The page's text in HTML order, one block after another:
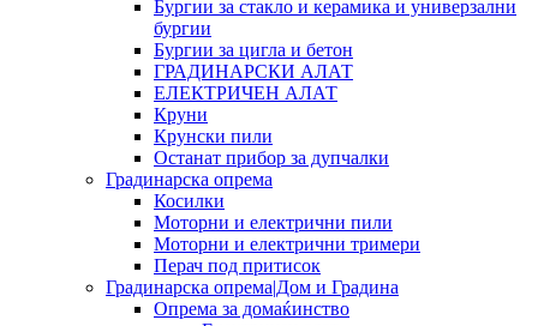
Бургии за стакло и керамика и универзални
бургии
Бургии за цигла и бетон
ГРАДИНАРСКИ АЛАТ
ЕЛЕКТРИЧЕН АЛАТ
Круни
Крунски пили
Останат прибор за дупчалки
Градинарска опрема
Косилки
Моторни и електрични пили
Моторни и електрични тримери
Перач под притисок
Градинарска опрема|Дом и Градина
Опрема за домаќинство